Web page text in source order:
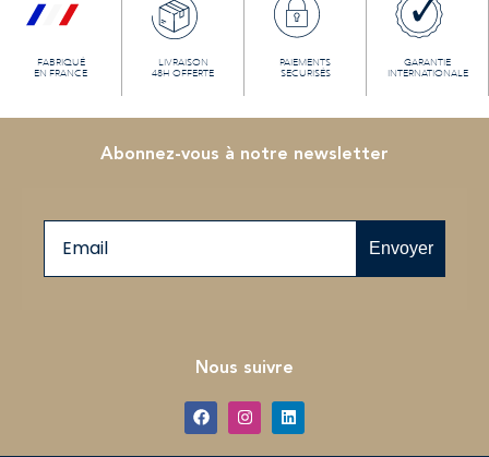
FABRIQUÉ
EN FRANCE
LIVRAISON
48H OFFERTE
PAIEMENTS
SECURISÉS
GARANTIE
INTERNATIONALE
Abonnez-vous à notre newsletter
Envoyer
Nous suivre